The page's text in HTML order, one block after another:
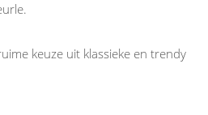
keuze uit klassieke en trendy